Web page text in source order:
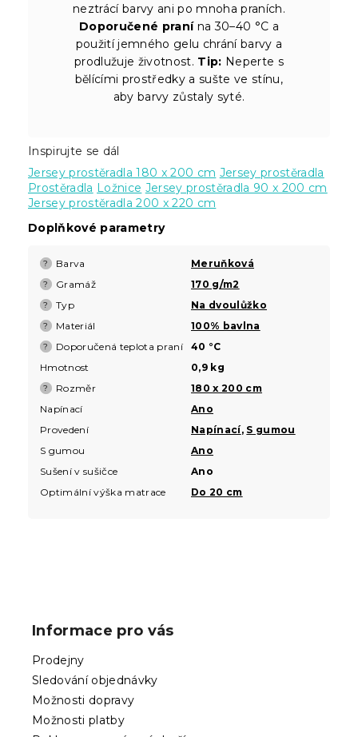
neztrácí barvy ani po mnoha praních.
Doporučené pranína 30–40 °C a
použití jemného gelu chrání barvy a
prodlužuje životnost. Tip: Neperte s
bělícími prostředky a sušte ve stínu,
aby barvy zůstaly syté.
Inspirujte se dál
Jersey prostěradla 180 x 200 cm Jersey prostěradla
Prostěradla Ložnice Jersey prostěradla 90 x 200 cm
Jersey prostěradla 200 x 220 cm
Doplňkové parametry
? Barva Meruňková
? Gramáž 170 g/m2
? Typ Na dvoulůžko
? Materiál 100% bavlna
? Doporučená teplota praní
40 °C
Hmotnost
0,9 kg
? Rozměr
180 x 200 cm
Napínací
Ano
Provedení
Napínací, S gumou
S gumou
Ano
Sušení v sušičce
Ano
Optimální výška matrace
Do 20 cm
Informace pro vás
Prodejny
Sledování objednávky
Možnosti dopravy
Možnosti platby